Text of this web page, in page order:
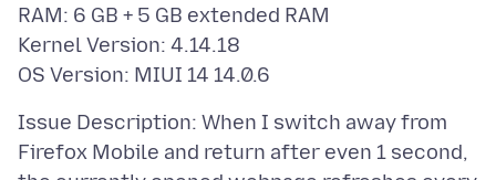
RAM: 6 GB + 5 GB extended RAM
Kernel Version: 4.14.18
Issue Description: When I switch away from
Firefox Mobile and return after even 1 second,